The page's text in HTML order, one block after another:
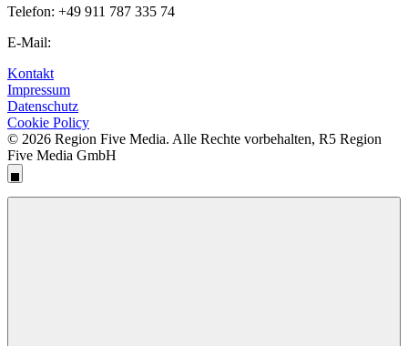
Telefon: +49 911 787 335 74
E-Mail:
Kontakt
Impressum
Datenschutz
Cookie Policy
© 2026 Region Five Media. Alle Rechte vorbehalten, R5 Region
Five Media GmbH